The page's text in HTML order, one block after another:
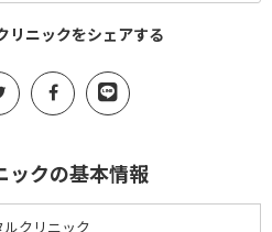
リニックをシェアする
ックの基本情報
クリニック